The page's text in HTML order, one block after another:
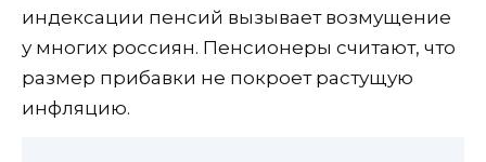
индексации пенсий вызывает возмущение
у многих россиян. Пенсионеры считают, что
размер прибавки не покроет растущую
инфляцию.